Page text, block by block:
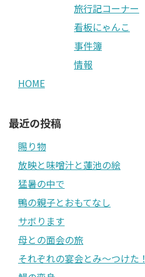
旅行記コーナー
看板にゃんこ
事件簿
情報
HOME
最近の投稿
賜り物
放映と味噌汁と蓮池の絵
猛暑の中で
鴨の親子とおもてなし
サボります
母との面会の旅
それぞれの宴会とみ〜つけた！